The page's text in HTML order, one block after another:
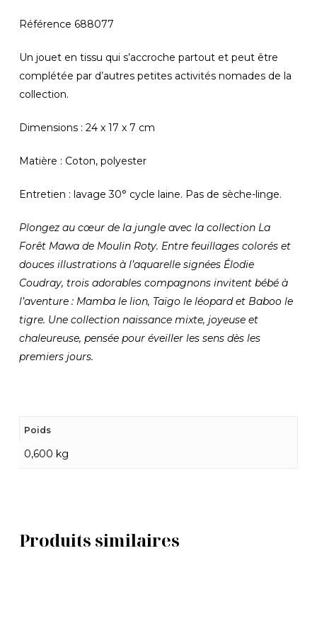
Référence 688077
Un jouet en tissu qui s’accroche partout et peut être
complétée par d’autres petites activités nomades de la
collection.
Dimensions : 24 x 17 x 7 cm
Matière : Coton, polyester
Entretien : lavage 30° cycle laine. Pas de sèche-linge.
Plongez au cœur de la jungle avec la collection La
Forêt Mawa de Moulin Roty. Entre feuillages colorés et
douces illustrations à l’aquarelle signées Élodie
Coudray, trois adorables compagnons invitent bébé à
l’aventure : Mamba le lion, Taïgo le léopard et Baboo le
tigre. Une collection naissance mixte, joyeuse et
chaleureuse, pensée pour éveiller les sens dès les
premiers jours.
Poids
0,600 kg
Produits similaires